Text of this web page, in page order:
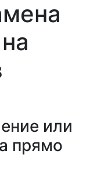
или
прямо